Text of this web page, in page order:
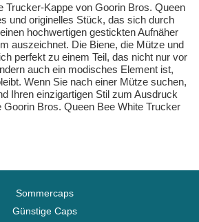
Trucker-Kappe von Goorin Bros. Queen
und originelles Stück, das sich durch
hochwertigen gestickten Aufnäher
auszeichnet. Die Biene, die Mütze und
perfekt zu einem Teil, das nicht nur vor
auch ein modisches Element ist,
Wenn Sie nach einer Mütze suchen,
Ihren einzigartigen Stil zum Ausdruck
Goorin Bros. Queen Bee White Trucker
Sommercaps
Günstige Caps